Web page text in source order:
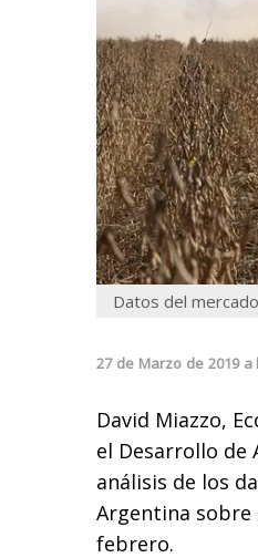
Datos del
27 de Marzo de 2019 a
David Miazzo,
el Desarrollo
análisis de los
Argentina sobre
febrero.